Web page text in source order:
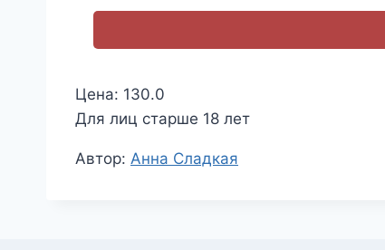
Цена: 130.0
Для лиц старше 18 лет
Метки
Автор: Анна Сладкая